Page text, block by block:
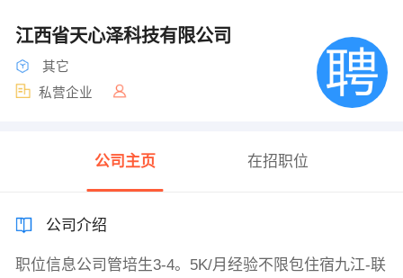
江西省天心泽科技有限公司
其它
私营企业
公司主页 在招职位
公司介绍
职位信息公司管培生3-4。5K/月经验不限包住宿九江-联